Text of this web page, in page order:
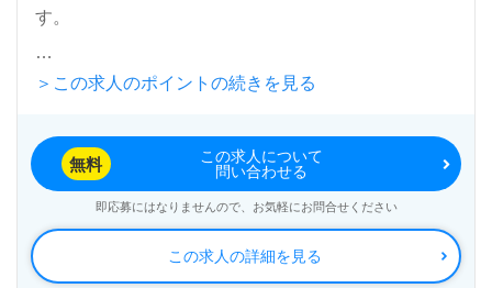
す。
入居定員100名（従来型個室/多床室）『介護老人保健
部：静岡県掛川市）様の運営です。静岡県を中心に介
護老人保健施設、訪問/通所リハビリテーション、シ
ョートステイ事業を展開されています。
＞この求人のポイントの続きを見る
この求人の詳細を見る
無料
この求人について
問い合わせる
即応募にはなりませんので、お気軽にお問合せください